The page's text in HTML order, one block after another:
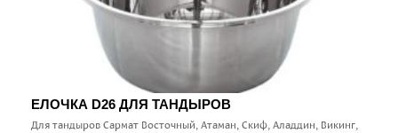
ЕЛОЧКА D26 ДЛЯ ТАНДЫРОВ
Для тандыров Сармат Восточный, Атаман, Скиф, Аладдин, Викинг,